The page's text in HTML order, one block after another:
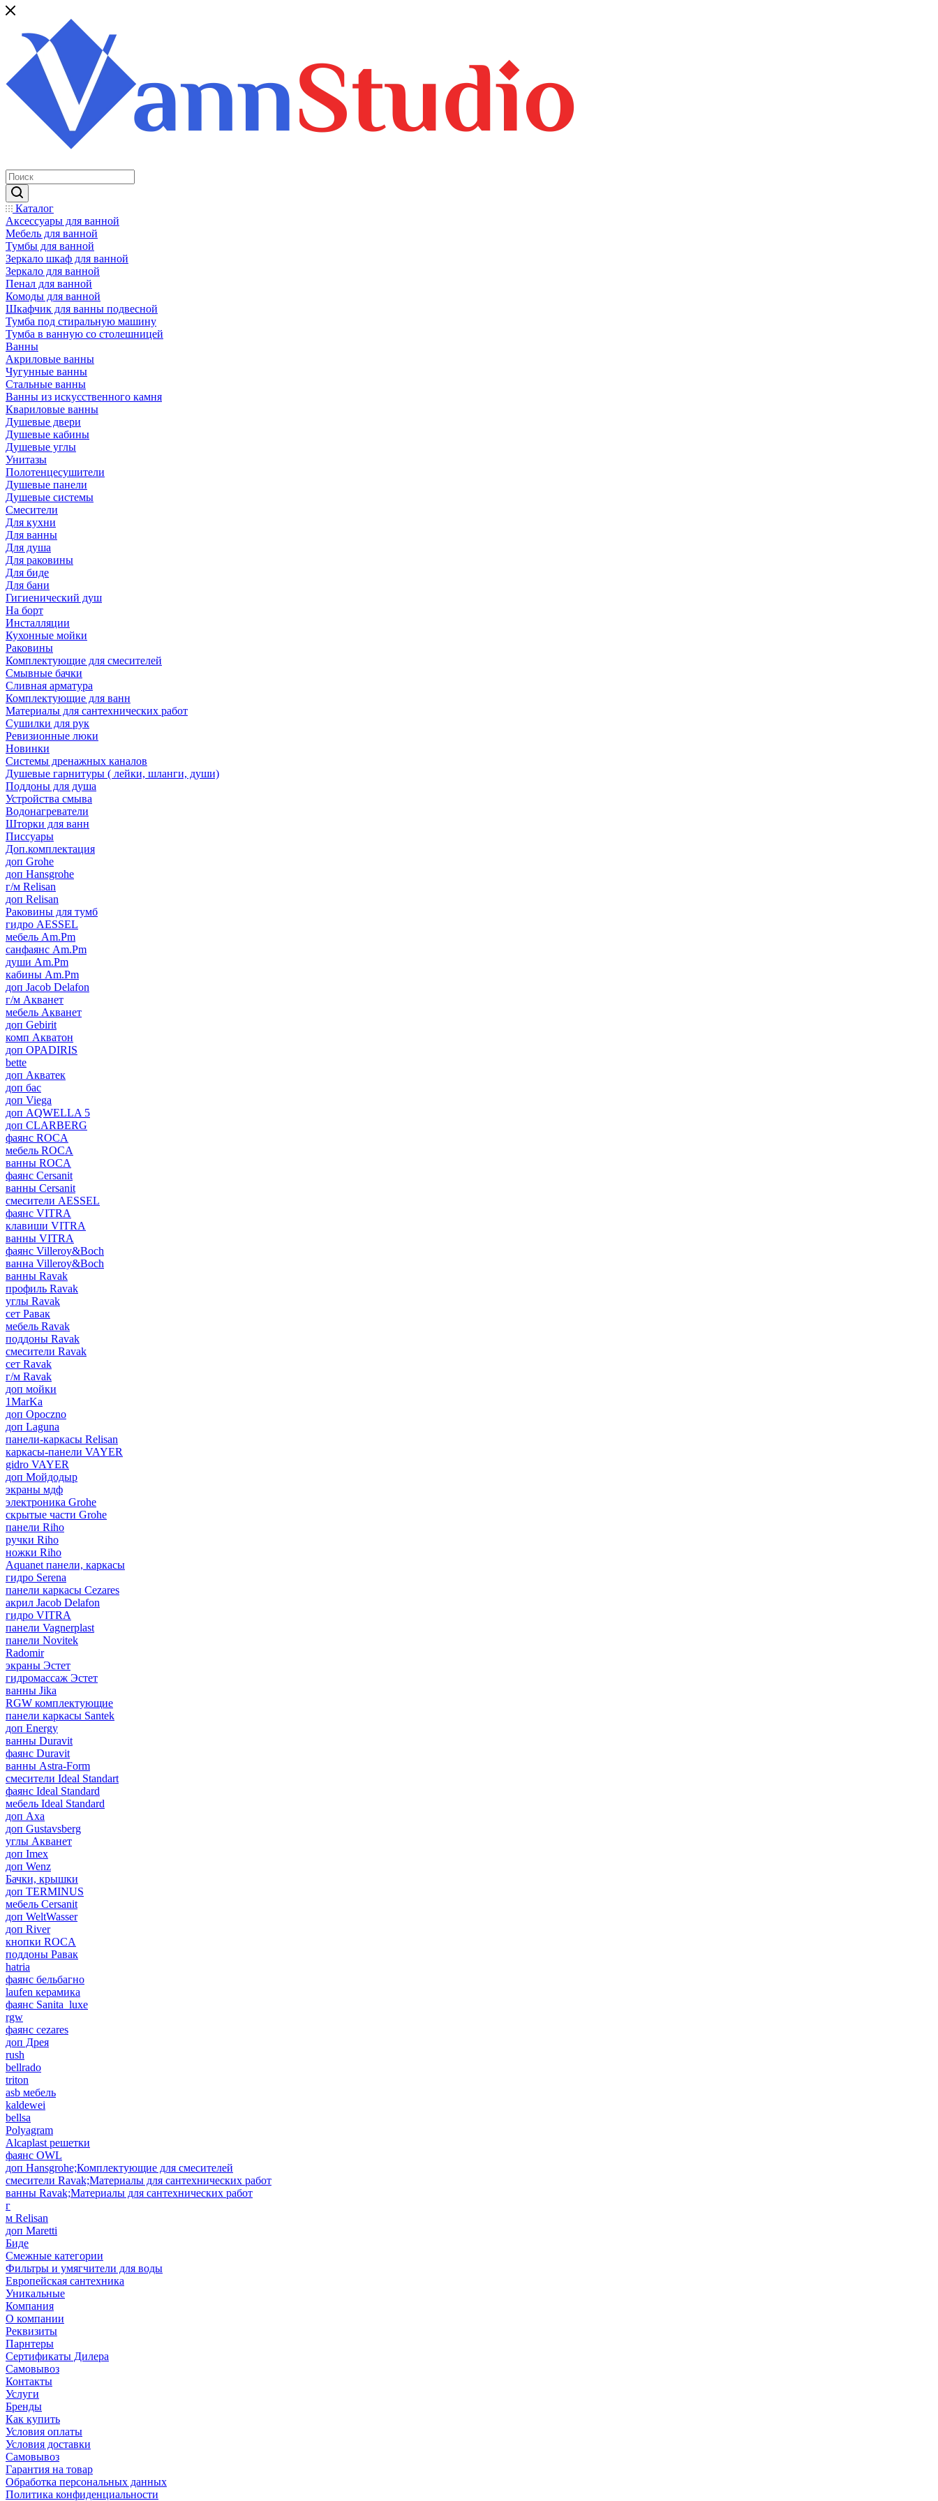
Каталог
Аксессуары для ванной
Мебель для ванной
Тумбы для ванной
Зеркало шкаф для ванной
Зеркало для ванной
Пенал для ванной
Комоды для ванной
Шкафчик для ванны подвесной
Тумба под стиральную машину
Тумба в ванную со столешницей
Ванны
Акриловые ванны
Чугунные ванны
Стальные ванны
Ванны из искусственного камня
Квариловые ванны
Душевые двери
Душевые кабины
Душевые углы
Унитазы
Полотенцесушители
Душевые панели
Душевые системы
Смесители
Для кухни
Для ванны
Для душа
Для раковины
Для биде
Для бани
Гигиенический душ
На борт
Инсталляции
Кухонные мойки
Раковины
Комплектующие для смесителей
Смывные бачки
Сливная арматура
Комплектующие для ванн
Материалы для сантехнических работ
Сушилки для рук
Ревизионные люки
Новинки
Системы дренажных каналов
Душевые гарнитуры ( лейки, шланги, души)
Поддоны для душа
Устройства смыва
Водонагреватели
Шторки для ванн
Писсуары
Доп.комплектация
доп Grohe
доп Hansgrohe
г/м Relisan
доп Relisan
Раковины для тумб
гидро AESSEL
мебель Am.Pm
санфаянс Am.Pm
души Am.Pm
кабины Am.Pm
доп Jacob Delafon
г/м Акванет
мебель Акванет
доп Gebirit
комп Акватон
доп OPADIRIS
bette
доп Акватек
доп бас
доп Viega
доп AQWELLA 5
доп CLARBERG
фаянс ROCA
мебель ROCA
ванны ROCA
фаянс Cersanit
ванны Cersanit
смесители AESSEL
фаянс VITRA
клавиши VITRA
ванны VITRA
фаянс Villeroy&Boch
ванна Villeroy&Boch
ванны Ravak
профиль Ravak
углы Ravak
сет Равак
мебель Ravak
поддоны Ravak
смесители Ravak
сет Ravak
г/м Ravak
доп мойки
1MarKa
доп Opoczno
доп Laguna
панели-каркасы Relisan
каркасы-панели VAYER
gidro VAYER
доп Мойдодыр
экраны мдф
электроника Grohe
скрытые части Grohe
панели Riho
ручки Riho
ножки Riho
Aquanet панели, каркасы
гидро Serena
панели каркасы Cezares
акрил Jacob Delafon
гидро VITRA
панели Vagnerplast
панели Novitek
Radomir
экраны Эстет
гидромассаж Эстет
ванны Jika
RGW комплектующие
панели каркасы Santek
доп Energy
ванны Duravit
фаянс Duravit
ванны Astra-Form
смесители Ideal Standart
фаянс Ideal Standard
мебель Ideal Standard
доп Axa
доп Gustavsberg
углы Акванет
доп Imex
доп Wenz
Бачки, крышки
доп TERMINUS
мебель Cersanit
доп WeltWasser
доп River
кнопки ROCA
поддоны Равак
hatria
фаянс бельбагно
laufen керамика
фаянс Sanita_luxe
rgw
фаянс cezares
доп Дрея
rush
bellrado
triton
asb мебель
kaldewei
bellsa
Polyagram
Alcaplast решетки
фаянс OWL
доп Hansgrohe;Комплектующие для смесителей
смесители Ravak;Материалы для сантехнических работ
ванны Ravak;Материалы для сантехнических работ
г
м Relisan
доп Maretti
Биде
Смежные категории
Фильтры и умягчители для воды
Европейская сантехника
Уникальные
Компания
О компании
Реквизиты
Парнтеры
Сертификаты Дилера
Самовывоз
Контакты
Услуги
Бренды
Как купить
Условия оплаты
Условия доставки
Самовывоз
Гарантия на товар
Обработка персональных данных
Политика конфиденциальности